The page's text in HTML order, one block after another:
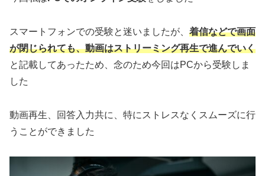
スマートフォンでの受験と迷いましたが、 着信などで画面
が閉じられても、動画はストリーミング再生で進んでいく
と記載してあったため、念のため今回はPCから受験しま
した
動画再生、回答入力共に、特にストレスなくスムーズに行
うことができました